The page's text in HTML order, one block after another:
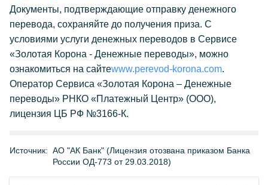
Документы, подтверждающие отправку денежного
перевода, сохраняйте до получения приза. C
условиями услуги денежных переводов в Сервисе
«Золотая Корона - Денежные переводы», можно
ознакомиться на сайтеwww.perevod-korona.com.
Оператор Сервиса «Золотая Корона – Денежные
переводы» РНКО «Платежный Центр» (ООО),
лицензия ЦБ РФ №3166-К.
Источник: АО "АК Банк" (Лицензия отозвана приказом Банка
России ОД-773 от 29.03.2018)